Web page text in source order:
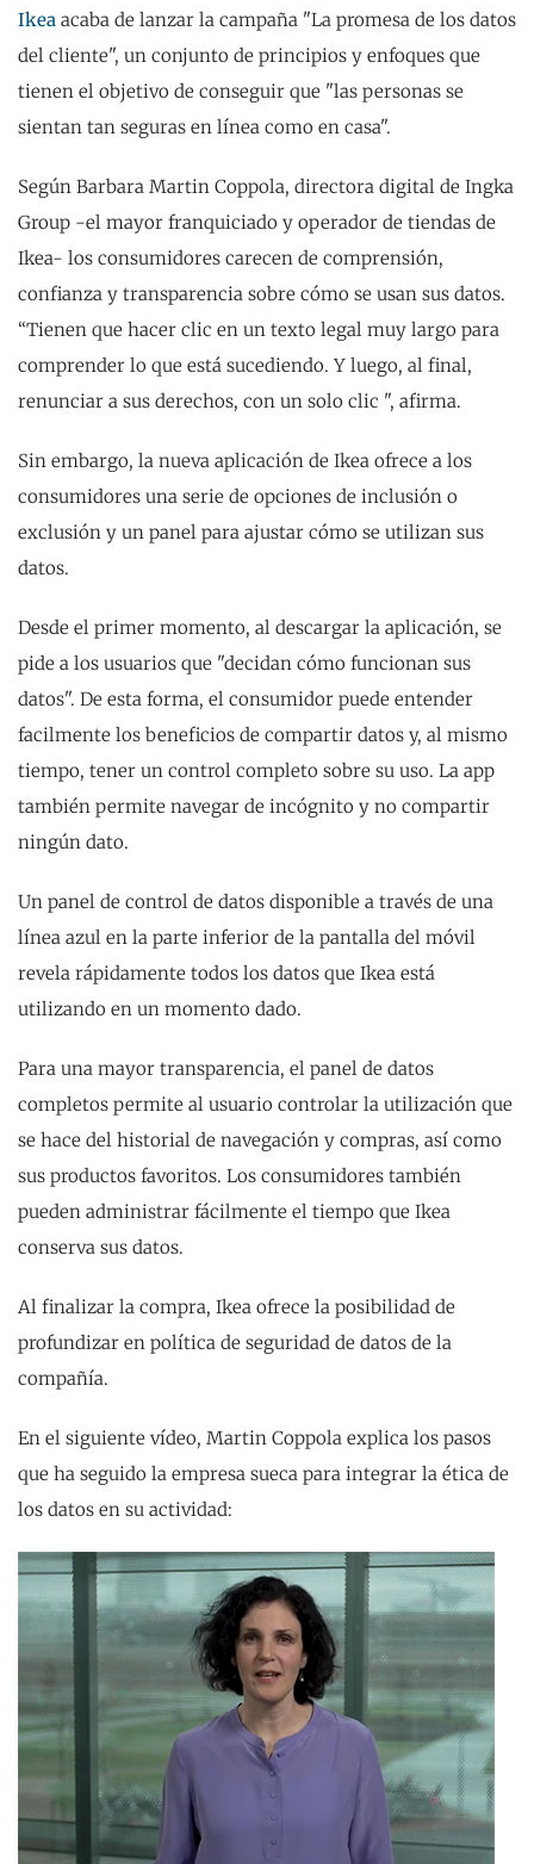
Ikea acaba de lanzar la campaña "La promesa de los datos
del cliente", un conjunto de principios y enfoques que
tienen el objetivo de conseguir que "las personas se
sientan tan seguras en línea como en casa".
Según Barbara Martin Coppola, directora digital de Ingka
Group -el mayor franquiciado y operador de tiendas de
Ikea- los consumidores carecen de comprensión,
confianza y transparencia sobre cómo se usan sus datos.
“Tienen que hacer clic en un texto legal muy largo para
comprender lo que está sucediendo. Y luego, al final,
renunciar a sus derechos, con un solo clic ", afirma.
Sin embargo, la nueva aplicación de Ikea ofrece a los
consumidores una serie de opciones de inclusión o
exclusión y un panel para ajustar cómo se utilizan sus
datos.
Desde el primer momento, al descargar la aplicación, se
pide a los usuarios que "decidan cómo funcionan sus
datos". De esta forma, el consumidor puede entender
facilmente los beneficios de compartir datos y, al mismo
tiempo, tener un control completo sobre su uso. La app
también permite navegar de incógnito y no compartir
ningún dato.
Un panel de control de datos disponible a través de una
línea azul en la parte inferior de la pantalla del móvil
revela rápidamente todos los datos que Ikea está
utilizando en un momento dado.
Para una mayor transparencia, el panel de datos
completos permite al usuario controlar la utilización que
se hace del historial de navegación y compras, así como
sus productos favoritos. Los consumidores también
pueden administrar fácilmente el tiempo que Ikea
conserva sus datos.
Al finalizar la compra, Ikea ofrece la posibilidad de
profundizar en política de seguridad de datos de la
compañía.
En el siguiente vídeo, Martin Coppola explica los pasos
que ha seguido la empresa sueca para integrar la ética de
los datos en su actividad: